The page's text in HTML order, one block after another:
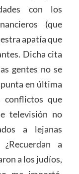
con los
(que
apatía que
Dicha cita
gentes no se
en última
conflictos que
televisión no
a lejanas
a
a los judíos,